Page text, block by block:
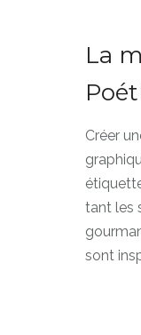
La
Créer
tant les
sont